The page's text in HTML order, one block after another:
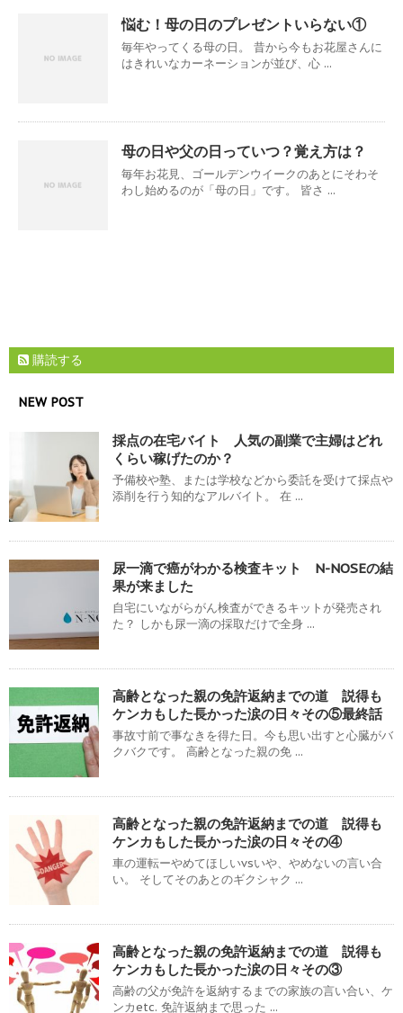
悩む！母の日のプレゼントいらない①
毎年やってくる母の日。 昔から今もお花屋さんに
はきれいなカーネーションが並び、心 ...
母の日や父の日っていつ？覚え方は？
毎年お花見、ゴールデンウイークのあとにそわそ
わし始めるのが「母の日」です。 皆さ ...
購読する
NEW POST
採点の在宅バイト 人気の副業で主婦はどれ
くらい稼げたのか？
予備校や塾、または学校などから委託を受けて採点や
添削を行う知的なアルバイト。 在 ...
尿一滴で癌がわかる検査キット N-NOSEの結
果が来ました
自宅にいながらがん検査ができるキットが発売され
た？ しかも尿一滴の採取だけで全身 ...
高齢となった親の免許返納までの道 説得も
ケンカもした長かった涙の日々その⑤最終話
事故寸前で事なきを得た日。今も思い出すと心臓がバ
クバクです。 高齢となった親の免 ...
高齢となった親の免許返納までの道 説得も
ケンカもした長かった涙の日々その④
車の運転ーやめてほしいvsいや、やめないの言い合
い。 そしてそのあとのギクシャク ...
高齢となった親の免許返納までの道 説得も
ケンカもした長かった涙の日々その③
高齢の父が免許を返納するまでの家族の言い合い、ケ
ンカetc. 免許返納まで思った ...